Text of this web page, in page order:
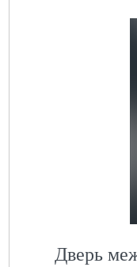
Дверь